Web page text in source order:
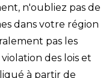
n'oubliez pas de
dans votre région
pas les
des lois et
à partir de